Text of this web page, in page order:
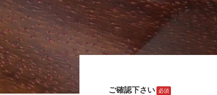
ご確認下さい